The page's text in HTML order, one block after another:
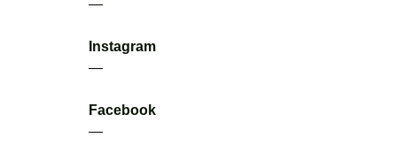
―
Instagram
―
Facebook
―